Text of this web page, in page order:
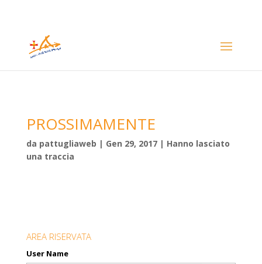
PROSSIMAMENTE
da pattugliaweb | Gen 29, 2017| Hanno lasciato
una traccia
AREA RISERVATA
User Name